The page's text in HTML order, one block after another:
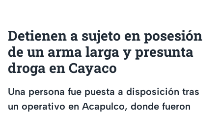
Detienen a sujeto en posesión
de un arma larga y presunta
droga en Cayaco
Una persona fue puesta a disposición tras
un operativo en Acapulco, donde fueron